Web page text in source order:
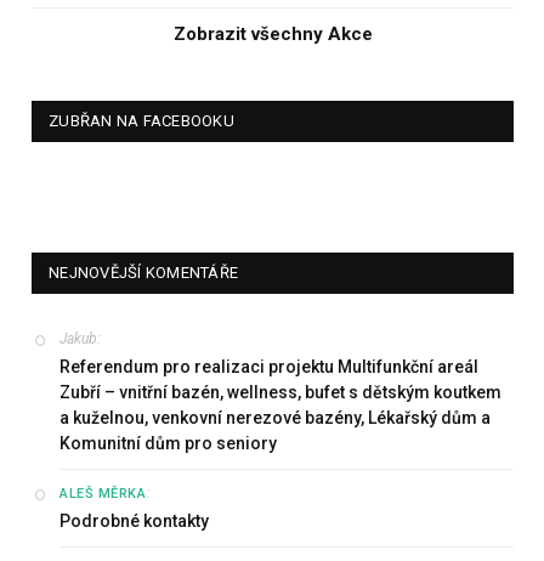
Zobrazit všechny Akce
ZUBŘAN NA FACEBOOKU
NEJNOVĚJŠÍ KOMENTÁŘE
Jakub:
Referendum pro realizaci projektu Multifunkční areál
Zubří – vnitřní bazén, wellness, bufet s dětským koutkem
a kuželnou, venkovní nerezové bazény, Lékařský dům a
Komunitní dům pro seniory
ALEŠ MĚRKA:
Podrobné kontakty